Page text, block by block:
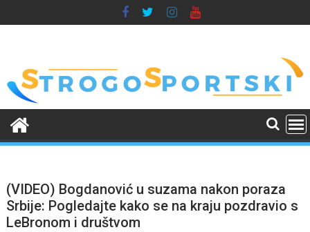
to
(VIDEO) Bogdanović u suzama nakon poraza
Srbije: Pogledajte kako se na kraju pozdravio s
LeBronom i društvom